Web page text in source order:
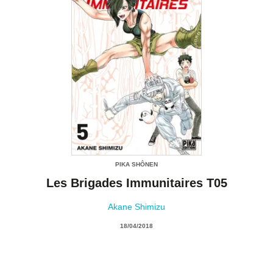
PIKA SHÔNEN
Les Brigades Immunitaires T05
Akane Shimizu
18/04/2018